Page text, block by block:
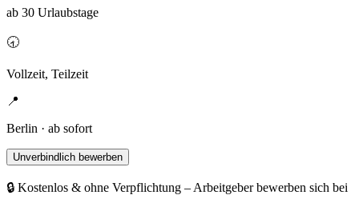
ab 30 Urlaubstage
🕣
Vollzeit, Teilzeit
📍
Berlin · ab sofort
Unverbindlich bewerben
🔒 Kostenlos & ohne Verpflichtung – Arbeitgeber bewerben sich bei